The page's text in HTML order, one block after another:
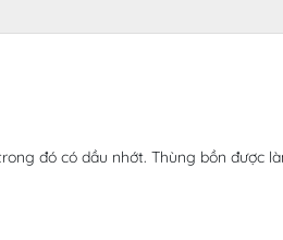
đó có dầu nhớt. Thùng bồn được